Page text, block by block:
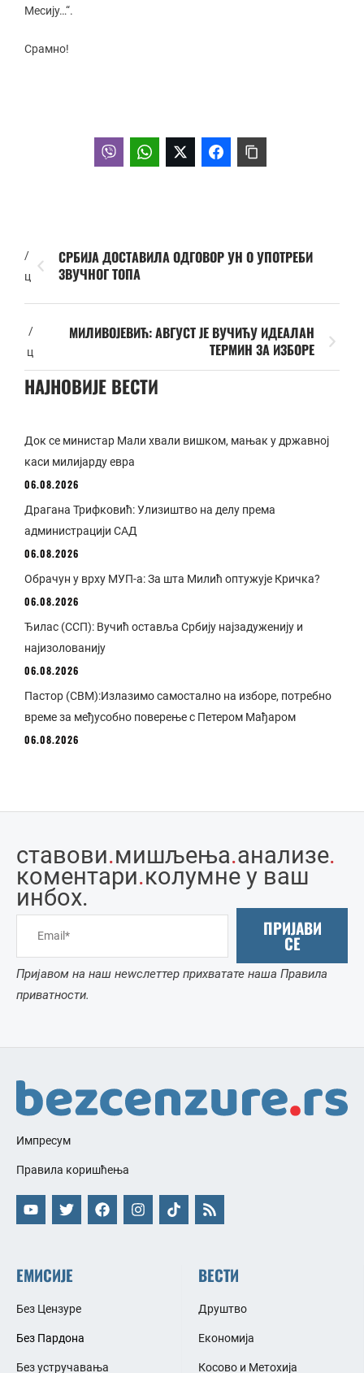
Месију…“.
Срамно!
/
ц
СРБИЈА ДОСТАВИЛА ОДГОВОР УН О УПОТРЕБИ
ЗВУЧНОГ ТОПА
/
ц
МИЛИВОЈЕВИЋ: АВГУСТ ЈЕ ВУЧИЋУ ИДЕАЛАН
ТЕРМИН ЗА ИЗБОРЕ
НАЈНОВИЈЕ ВЕСТИ
Док се министар Мали хвали вишком, мањак у државној
каси милијарду евра
06.08.2026
Драгана Трифковић: Улизиштво на делу према
администрацији САД
06.08.2026
Обрачун у врху МУП-а: За шта Милић оптужује Кричка?
06.08.2026
Ђилас (ССП): Вучић оставља Србију најзадуженију и
најизолованију
06.08.2026
Пастор (СВМ):Излазимо самостално на изборе, потребно
време за међусобно поверење с Петером Мађаром
06.08.2026
ставови.мишљења.анализе.
коментари.колумне у ваш
инбоx.
ПРИЈАВИ
СЕ
Пријавом на наш неwслеттер прихватате наша Правила
приватности.
Импресум
Правила коришћења
ЕМИСИЈЕ
Без Цензуре
Без Пардона
Без устручавања
ВЕСТИ
Друштво
Економија
Косово и Метохија